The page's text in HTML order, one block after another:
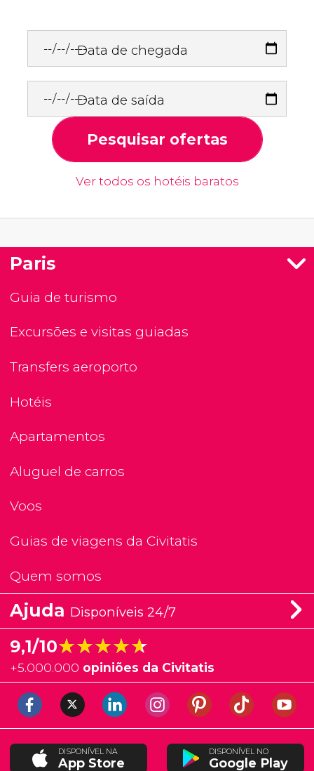
Data de chegada
Data de saída
Pesquisar ofertas
Ver todos os hotéis baratos
Paris
Guia de turismo
Excursões e visitas guiadas
Transfers aeroporto
Hotéis
Apartamentos
Aluguel de carros
Voos
Guias de viagens da Civitatis
Quem somos
Ajuda Disponíveis 24/7
9,1/10★★★★★
★★★★★
+5.000.000 opiniões da Civitatis
DISPONÍVEL NA
App Store
DISPONÍVEL NO
Google Play